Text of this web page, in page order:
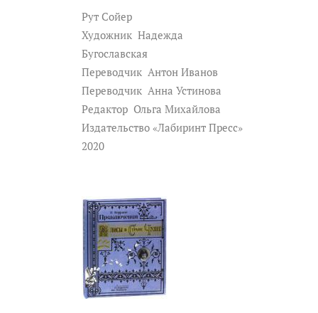
Рут Сойер
Художник Надежда
Бугославская
Переводчик Антон Иванов
Переводчик Анна Устинова
Редактор Ольга Михайлова
Издательство «Лабиринт Пресс»
2020